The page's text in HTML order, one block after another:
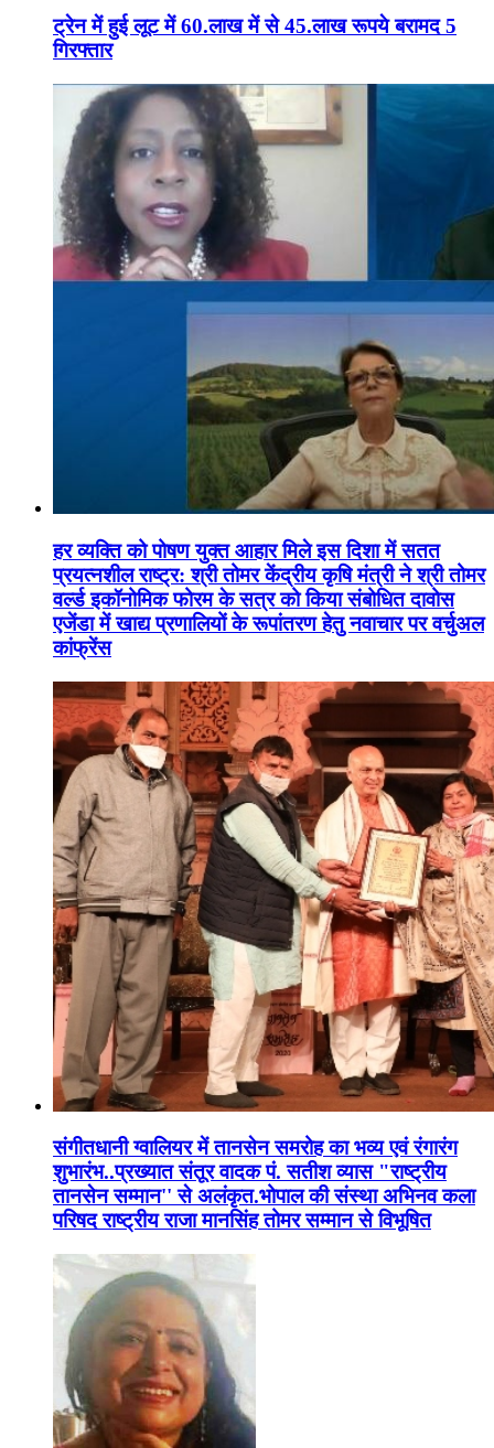
ट्रेन में हुई लूट में 60.लाख में से 45.लाख रूपये बरामद 5
गिरफ्तार
हर व्यक्ति को पोषण युक्त आहार मिले इस दिशा में सतत
प्रयत्नशील राष्ट्र: श्री तोमर केंद्रीय कृषि मंत्री ने श्री तोमर
वर्ल्ड इकॉनोमिक फोरम के सत्र को किया संबोधित दावोस
एजेंडा में खाद्य प्रणालियों के रूपांतरण हेतु नवाचार पर वर्चुअल
कांफ्रेंस
संगीतधानी ग्वालियर में तानसेन समरोह का भव्य एवं रंगारंग
शुभारंभ..प्रख्यात संतूर वादक पं. सतीश व्यास "राष्ट्रीय
तानसेन सम्मान'' से अलंकृत.भोपाल की संस्था अभिनव कला
परिषद राष्ट्रीय राजा मानसिंह तोमर सम्मान से विभूषित